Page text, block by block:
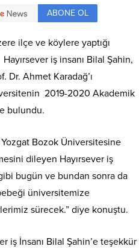
ABONE OL
ilçe ve köylere yaptığı
iş insanı Bilal Şahin,
Ahmet Karadağ’ı
2019-2020 Akademik
bulundu.
Bozok Üniversitesine
dileyen Hayırsever iş
bugün ve bundan sonra da
üniversitemize
sürecek.” diye konuştu.
iş İnsanı Bilal Şahin’e teşekkür